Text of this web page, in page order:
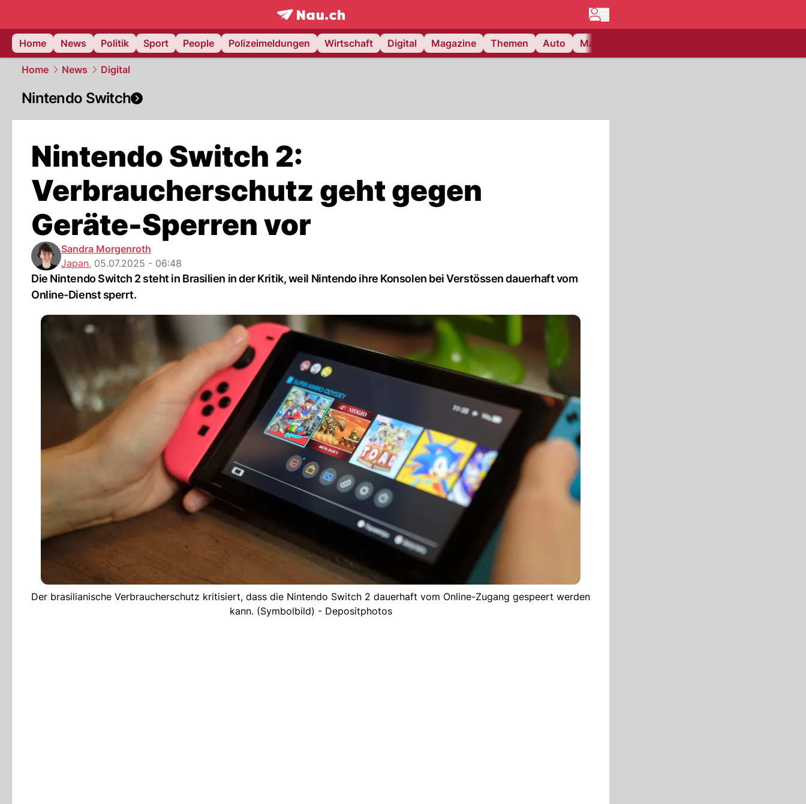
frontpage.NAU.ch
Home
News Politik Sport People Polizeimeldungen Wirtschaft Digital Magazine Themen Auto Matchcenter
Home News Digital
Nintendo Switch
Nintendo Switch 2:
Verbraucherschutz geht gegen
Geräte-Sperren vor
Sandra Morgenroth
Japan, 05.07.2025 - 06:48
Die Nintendo Switch 2 steht in Brasilien in der Kritik, weil Nintendo ihre Konsolen bei Verstössen dauerhaft vom
Online-Dienst sperrt.
Der brasilianische Verbraucherschutz kritisiert, dass die Nintendo Switch 2 dauerhaft vom Online-Zugang gespeert werden
kann. (Symbolbild) - Depositphotos